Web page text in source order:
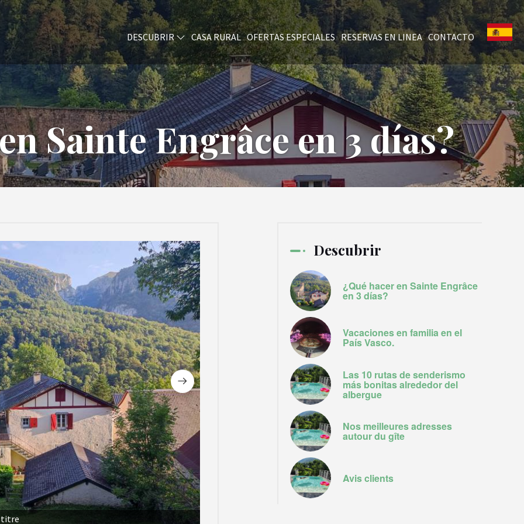
DESCUBRIR CASA RURAL OFERTAS ESPECIALES RESERVAS EN LINEA CONTACTO
Sainte Engrâce en 3 días?
titre
Descubrir
¿Qué hacer en Sainte Engrâce
en 3 días?
Vacaciones en familia en el
País Vasco.
Las 10 rutas de senderismo
más bonitas alrededor del
albergue
Nos meilleures adresses
autour du gîte
Avis clients